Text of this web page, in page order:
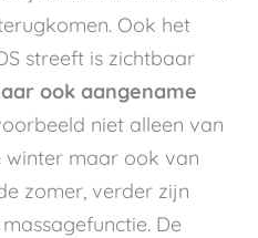
Ook het
streeft is zichtbaar
ook aangename
niet alleen van
winter maar ook van
zomer, verder zijn
De